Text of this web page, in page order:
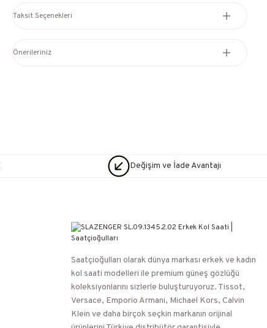
Taksit Seçenekleri
Önerileriniz
Değişim ve İade Avantajı
Saatçioğulları⁠ olarak dünya markası erkek ve kadın
kol saati modelleri ile premium güneş gözlüğü
koleksiyonlarını sizlerle buluşturuyoruz. Tissot,
Versace, Emporio Armani, Michael Kors, Calvin
Klein ve daha birçok seçkin markanın orijinal